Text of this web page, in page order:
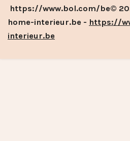
https://www.bol.com/be©
home-interieur.be - https://
interieur.be